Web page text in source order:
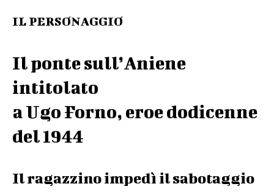
IL PERSONAGGIO
Il ponte sull’Aniene
intitolato
a Ugo Forno, eroe dodicenne
del 1944
Il ragazzino impedì il sabotaggio